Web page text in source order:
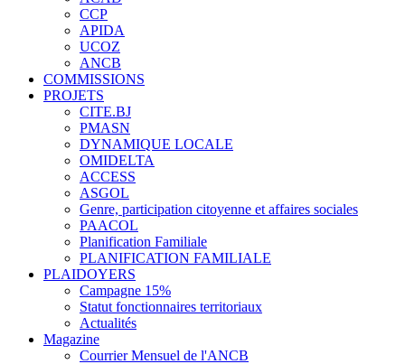
CCP
APIDA
UCOZ
ANCB
COMMISSIONS
PROJETS
CITE.BJ
PMASN
DYNAMIQUE LOCALE
OMIDELTA
ACCESS
ASGOL
Genre, participation citoyenne et affaires sociales
PAACOL
Planification Familiale
PLANIFICATION FAMILIALE
PLAIDOYERS
Campagne 15%
Statut fonctionnaires territoriaux
Actualités
Magazine
Courrier Mensuel de l'ANCB